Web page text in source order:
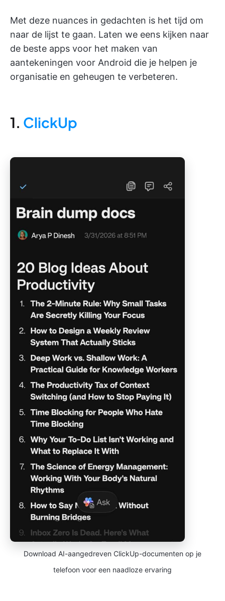
Met deze nuances in gedachten is het tijd om
naar de lijst te gaan. Laten we eens kijken naar
de beste apps voor het maken van
aantekeningen voor Android die je helpen je
organisatie en geheugen te verbeteren.
1. ClickUp
Download AI-aangedreven ClickUp-documenten op je
telefoon voor een naadloze ervaring